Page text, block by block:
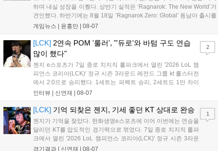
하며 내실 성장을 이뤘다. 상반기 실적은 ‘Ragnarok: The New World’가
견인했다. 하반기에는 8월 18일 ‘Ragnarok Zero: Global’ 동남아 출시를
시작으로 9월 3일 ‘달려라 헤베레케 EX’, 9월 22일 ‘갈바테인’ 등 다양한
이’ 출시가 예정돼 있으며, 2027년에는 ‘Ragnarok 3’ 등 대작을 글로벌
출시할 계획이다. 그라비티는 조인트벤처 설립과 라그나로크 에코 시스
템 구축을 통해 신성장 동력을 확보할 방침이다....
게임뉴스 | 윤홍만 08-07
[LCK] 2연속 POM '룰러', "'듀로'와 바텀 구도 연습
많이 했다"
젠지 e스포츠가 7일 종로 치지직 롤파크에서 열린 '2026 LoL 챔
피언스 코리아(LCK)' 정규 시즌 3라운드 레전드 그룹 kt 롤스터전
에서 2:0으로 승리했다. 1세트는 퍼펙트 승리, 2세트도 1만 차이
를 벌리며 25분 만에 승리하면서 말 그대로 압도적인 경기력을 선
하며 POM에 선정됐...
인터뷰 | 신연재 08-07
2
[LCK] 기억 되찾은 젠지, 기세 좋던 KT 상대로 완승
젠지가 기억을 찾았다. 한화생명e스포츠에 이어 이번에는 연승을
달리던 KT를 압도적인 경기력으로 꺾었다. 7일 종로 치지직 롤파
크에서 열린 '2026 LoL 챔피언스 코리아(LCK)' 정규 시즌 3라운
드 레전드 그룹, kt 롤스터와 젠지 e스포츠의 대결에서 젠지가 압
경기결과 | 신연재 08-07
1